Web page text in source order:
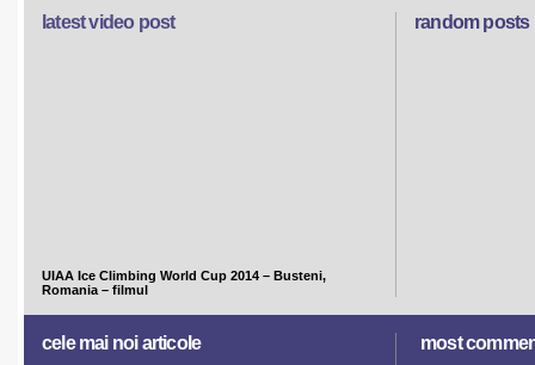
random posts
latest video post
UIAA Ice Climbing World Cup 2014 – Busteni,
Romania – filmul
cele mai noi articole most